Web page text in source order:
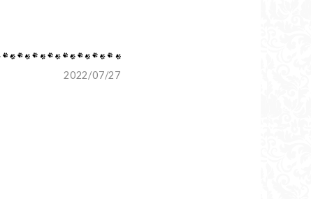
2022/07/27